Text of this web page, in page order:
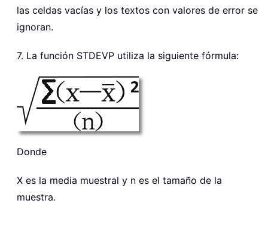
las celdas vacías y los textos con valores de error se
ignoran.
7. La función STDEVP utiliza la siguiente fórmula:
Donde
X es la media muestral y n es el tamaño de la
muestra.